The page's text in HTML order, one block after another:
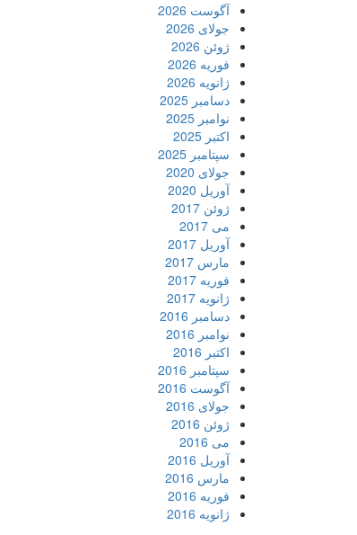
آگوست 2026
جولای 2026
ژوئن 2026
فوریه 2026
ژانویه 2026
دسامبر 2025
نوامبر 2025
اکتبر 2025
سپتامبر 2025
جولای 2020
آوریل 2020
ژوئن 2017
می 2017
آوریل 2017
مارس 2017
فوریه 2017
ژانویه 2017
دسامبر 2016
نوامبر 2016
اکتبر 2016
سپتامبر 2016
آگوست 2016
جولای 2016
ژوئن 2016
می 2016
آوریل 2016
مارس 2016
فوریه 2016
ژانویه 2016